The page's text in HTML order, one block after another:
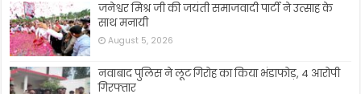
जनेश्वर मिश्र जी की जयंती समाजवादी पार्टी ने उत्साह के
साथ मनायी
August 5, 2026
नवाबाद पुलिस ने लूट गिरोह का किया भंडाफोड़, 4 आरोपी
गिरफ्तार